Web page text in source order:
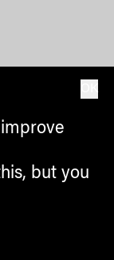
but you